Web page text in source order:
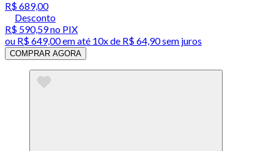
R$ 689,00
Desconto
R$ 590,59no PIX
ou R$ 649,00em até 10x de R$ 64,90 sem juros
COMPRAR AGORA